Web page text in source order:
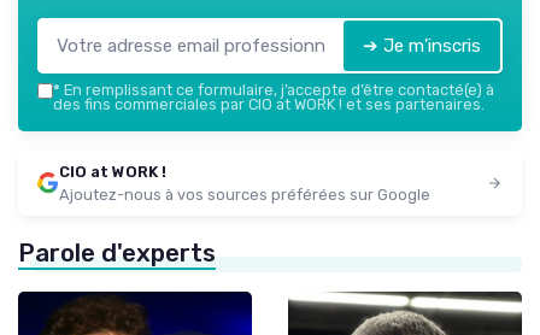
➔ Je m'inscris
* En remplissant ce formulaire, j’accepte d’être contacté(e) à
des fins commerciales par CIO at WORK ! et ses partenaires.
CIO at WORK !
Ajoutez-nous à vos sources préférées sur Google
Parole d'experts